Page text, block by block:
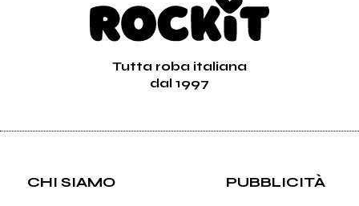
Tutta roba italiana
dal 1997
CHI SIAMO PUBBLICITÀ